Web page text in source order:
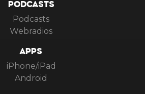
PODCASTS
Podcasts
Webradios
APPS
iPhone/iPad
Android